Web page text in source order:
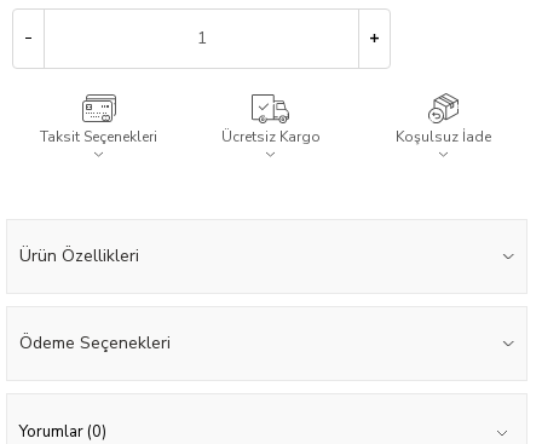
Taksit Seçenekleri Ücretsiz Kargo Koşulsuz İade
Ürün Özellikleri
Ödeme Seçenekleri
Yorumlar (0)